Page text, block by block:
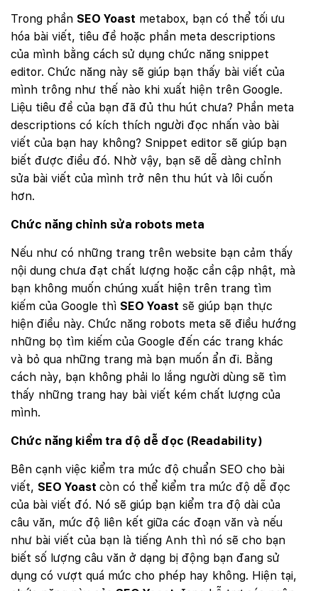
Trong phần SEO Yoast metabox, bạn có thể tối ưu
hóa bài viết, tiêu đề hoặc phần meta descriptions
của mình bằng cách sử dụng chức năng snippet
editor. Chức năng này sẽ giúp bạn thấy bài viết của
mình trông như thế nào khi xuất hiện trên Google.
Liệu tiêu đề của bạn đã đủ thu hút chưa? Phần meta
descriptions có kích thích người đọc nhấn vào bài
viết của bạn hay không? Snippet editor sẽ giúp bạn
biết được điều đó. Nhờ vậy, bạn sẽ dễ dàng chỉnh
sửa bài viết của mình trở nên thu hút và lôi cuốn
hơn.
Chức năng chỉnh sửa robots meta
Nếu như có những trang trên website bạn cảm thấy
nội dung chưa đạt chất lượng hoặc cần cập nhật, mà
bạn không muốn chúng xuất hiện trên trang tìm
kiếm của Google thì SEO Yoast sẽ giúp bạn thực
hiện điều này. Chức năng robots meta sẽ điều hướng
những bọ tìm kiếm của Google đến các trang khác
và bỏ qua những trang mà bạn muốn ẩn đi. Bằng
cách này, bạn không phải lo lắng người dùng sẽ tìm
thấy những trang hay bài viết kém chất lượng của
mình.
Chức năng kiểm tra độ dễ đọc (Readability)
Bên cạnh việc kiểm tra mức độ chuẩn SEO cho bài
viết, SEO Yoast còn có thể kiểm tra mức độ dễ đọc
của bài viết đó. Nó sẽ giúp bạn kiểm tra độ dài của
câu văn, mức độ liên kết giữa các đoạn văn và nếu
như bài viết của bạn là tiếng Anh thì nó sẽ cho bạn
biết số lượng câu văn ở dạng bị động bạn đang sử
dụng có vượt quá mức cho phép hay không. Hiện tại,